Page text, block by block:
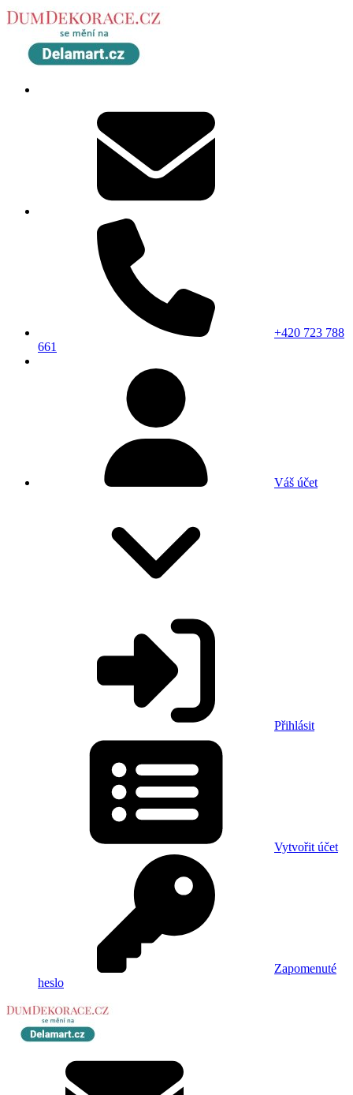
+420 723 788
661
Váš účet
Přihlásit
Vytvořit účet
Zapomenuté
heslo